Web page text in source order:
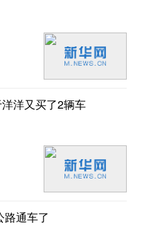
洋又买了2辆车
路通车了